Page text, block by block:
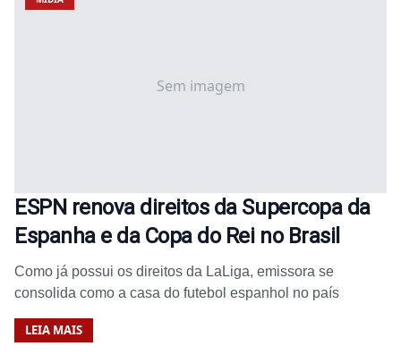
Sem imagem
ESPN renova direitos da Supercopa da
Espanha e da Copa do Rei no Brasil
Como já possui os direitos da LaLiga, emissora se
consolida como a casa do futebol espanhol no país
LEIA MAIS